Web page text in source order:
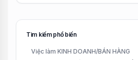
Tìm kiếm phổ biến
Việc làm KINH DOANH/BÁN HÀNG